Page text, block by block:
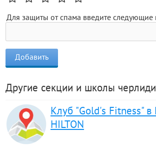
Для защиты от спама введите
Другие секции и школы
Клуб "Gold's Fitness" в
HILTON